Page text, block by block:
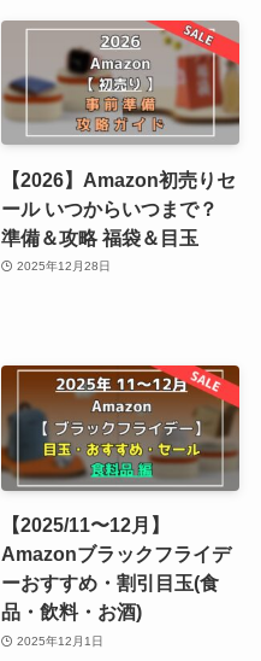
【2026】Amazon初売りセ
ール いつからいつまで？
準備＆攻略 福袋＆目玉
2025年12月28日
【2025/11〜12月】
Amazonブラックフライデ
ーおすすめ・割引目玉(食
品・飲料・お酒)
2025年12月1日